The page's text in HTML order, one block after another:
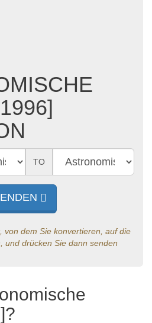
TO
von dem Sie konvertieren, auf die
und drücken Sie dann senden